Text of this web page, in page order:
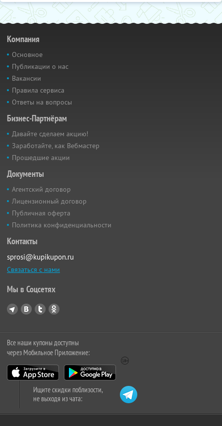
Компания
Основное
Публикации о нас
Вакансии
Правила сервиса
Ответы на вопросы
Бизнес-Партнёрам
Давайте сделаем акцию!
Заработайте, как Вебмастер
Прошедшие акции
Документы
Агентский договор
Лицензионный договор
Публичная оферта
Политика конфиденциальности
Контакты
sprosi@kupikupon.ru
Связаться с нами
Мы в Соцсетях
Все наши купоны доступны
через Мобильное Приложение:
Ищите скидки поблизости,
не выходя из чата: